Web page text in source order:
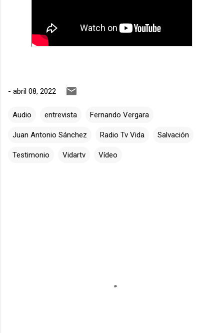
- abril 08, 2022
Audio entrevista Fernando Vergara
Juan Antonio Sánchez Radio Tv Vida Salvación
Testimonio Vidartv Vídeo